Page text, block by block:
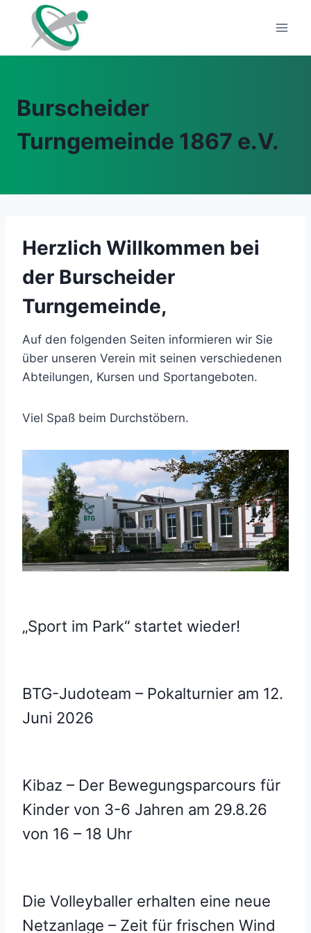
springen
Burscheider
Turngemeinde 1867 e.V.
Herzlich Willkommen bei
der Burscheider
Turngemeinde,
Auf den folgenden Seiten informieren wir Sie
über unseren Verein mit seinen verschiedenen
Abteilungen, Kursen und Sportangeboten.
Viel Spaß beim Durchstöbern.
„Sport im Park“ startet wieder!
BTG-Judoteam – Pokalturnier am 12.
Juni 2026
Kibaz – Der Bewegungsparcours für
Kinder von 3-6 Jahren am 29.8.26
von 16 – 18 Uhr
Die Volleyballer erhalten eine neue
Netzanlage – Zeit für frischen Wind